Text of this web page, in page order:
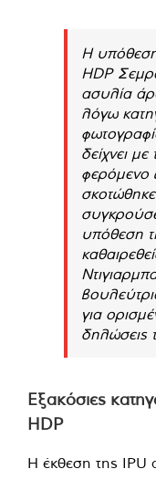
Η
HDP
ασυλία
λόγω
δείχνει
φερόμενο
υπόθεση
για
δηλώσεις
Εξακόσιες
HDP
Η έκθεση της IPU